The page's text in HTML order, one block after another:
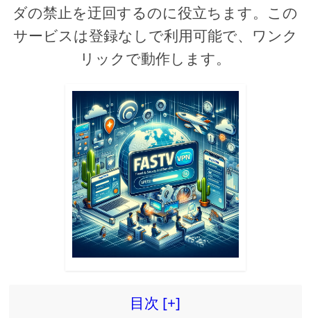
ダの禁止を迂回するのに役立ちます。この
サービスは登録なしで利用可能で、ワンク
リックで動作します。
目次 [+]